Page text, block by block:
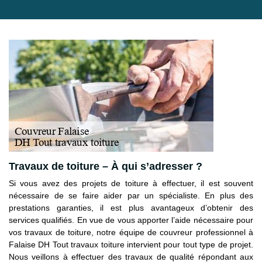
Travaux de toiture – À qui s’adresser ?
Si vous avez des projets de toiture à effectuer, il est souvent
nécessaire de se faire aider par un spécialiste. En plus des
prestations garanties, il est plus avantageux d’obtenir des
services qualifiés. En vue de vous apporter l’aide nécessaire pour
vos travaux de toiture, notre équipe de couvreur professionnel à
Falaise DH Tout travaux toiture intervient pour tout type de projet.
Nous veillons à effectuer des travaux de qualité répondant aux